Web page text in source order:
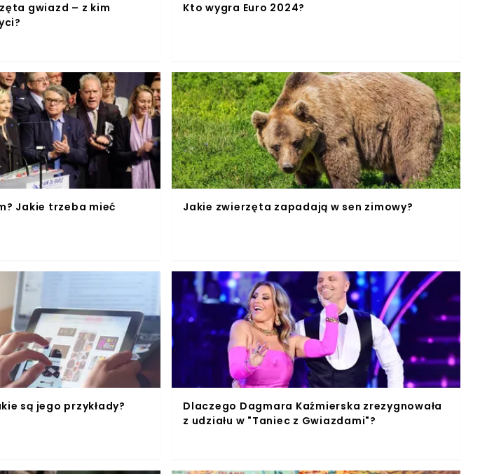
gwiazd – z kim
Kto wygra Euro 2024?
Jakie trzeba mieć
Jakie zwierzęta zapadają w sen zimowy?
są jego przykłady?
Dlaczego Dagmara Kaźmierska zrezygnowała
z udziału w "Taniec z Gwiazdami"?